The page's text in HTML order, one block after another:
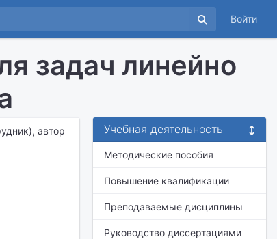
Войти
задач линейно
автор
Учебная деятельность
Методические пособия
Повышение квалификации
Преподаваемые дисциплины
Руководство диссертациями